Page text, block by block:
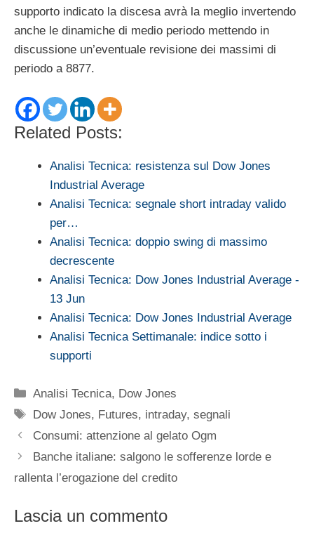
supporto indicato la discesa avrà la meglio invertendo
anche le dinamiche di medio periodo mettendo in
discussione un’eventuale revisione dei massimi di
periodo a 8877.
Related Posts:
Analisi Tecnica: resistenza sul Dow Jones
Industrial Average
Analisi Tecnica: segnale short intraday valido
per…
Analisi Tecnica: doppio swing di massimo
decrescente
Analisi Tecnica: Dow Jones Industrial Average -
13 Jun
Analisi Tecnica: Dow Jones Industrial Average
Analisi Tecnica Settimanale: indice sotto i
supporti
Categorie
Analisi Tecnica, Dow Jones
Tag
Dow Jones, Futures, intraday,segnali
Consumi: attenzione al gelato Ogm
Banche italiane: salgono le sofferenze lorde e
rallenta l’erogazione del credito
Lascia un commento